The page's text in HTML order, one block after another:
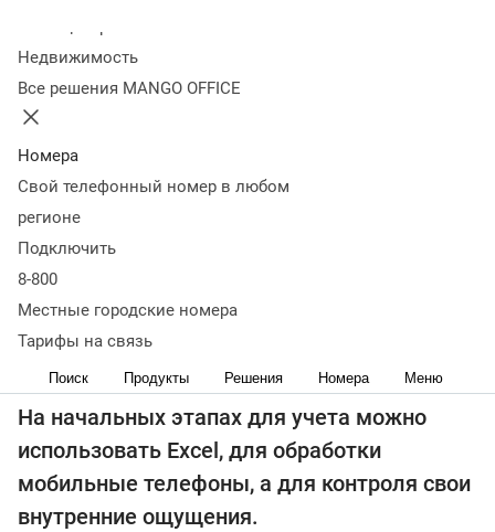
Недвижимость
Все решения MANGO OFFICE
Номера
Свой телефонный номер в любом
регионе
Подключить
8-800
Местные городские номера
Тарифы на связь
Поиск Продукты Решения Номера Меню
Оценка эффективности рекламы
Уменьшение количества пропущенных вызовов
Ведение клиентской базы и учет
взаимодействия с клиентами
Обработка обращений клиентов
Контроль сотрудников
На начальных этапах для учета можно
использовать Excel, для обработки
мобильные телефоны, а для контроля свои
внутренние ощущения.